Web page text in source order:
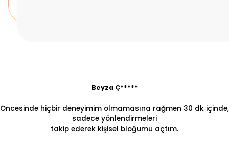
Beyza Ç*****
Öncesinde hiçbir deneyimim olmamasına rağmen 30 dk içinde,
sadece yönlendirmeleri
takip ederek kişisel bloğumu açtım.